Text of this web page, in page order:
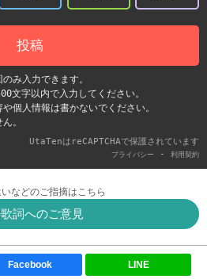
投稿
み入力できます。
文字以内で入力してください。
個人情報は書かないでください。
。
UtaTenはreCAPTCHAで保護されています
プライバシー - 利用契約
などのご指摘はこちら
詞へのご意見
Facebook LINE